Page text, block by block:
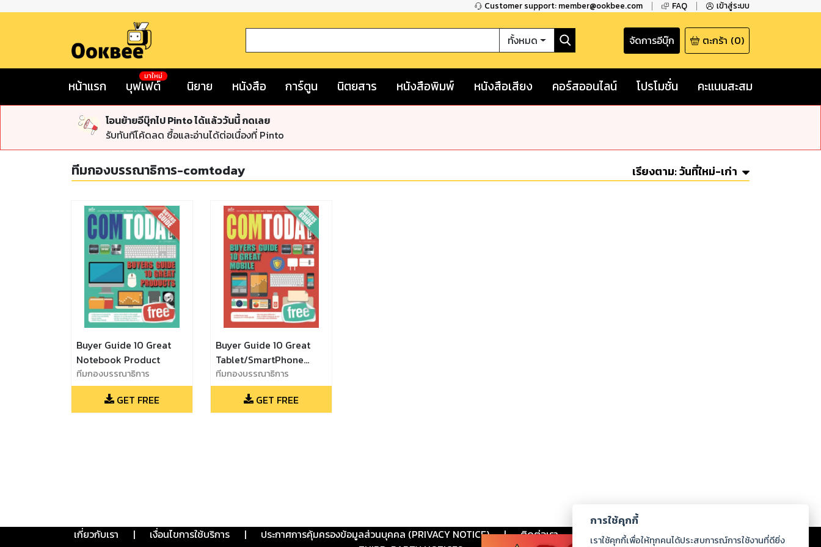
Customer support: member@ookbee.com FAQ เข้าสู่ระบบ
ทั้งหมด จัดการอีบุ๊ก ตะกร้า (0)
หน้าแรก บุฟเฟต์
มาใหม่
นิยาย หนังสือ การ์ตูน นิตยสาร หนังสือพิมพ์ หนังสือเสียง คอร์สออนไลน์ โปรโมชั่น คะแนนสะสม
โอนย้ายอีบุ๊กไป Pinto ได้แล้ววันนี้ กดเลย
รับทันทีโค้ดลด ซื้อและอ่านได้ต่อเนื่องที่ Pinto
ทีมกองบรรณาธิการ-comtoday เรียงตาม:วันที่ใหม่-เก่า
Buyer Guide 10 Great
Notebook Product
ทีมกองบรรณาธิการ
ComToday
GET FREE
Buyer Guide 10 Great
Tablet/SmartPhone
Product
ทีมกองบรรณาธิการ
ComToday
GET FREE
เกี่ยวกับเรา | เงื่อนไขการใช้บริการ | ประกาศการคุ้มครองข้อมูลส่วนบุคคล (PRIVACY NOTICE) | ติดต่อเรา ร่วมงานกับเรา ดาวน์โหลด
การใช้คุกกี้
เราใช้คุกกี้เพื่อให้ทุกคนได้ประสบการณ์การใช้งานที่ดียิ่ง